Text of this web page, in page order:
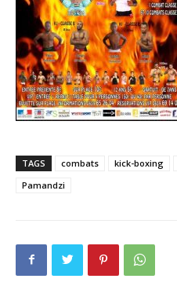
TAGS combats kick-boxing
Pamandzi